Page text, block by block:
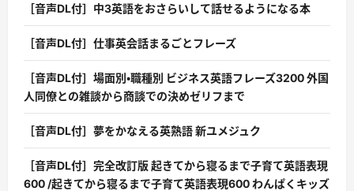
［音声DL付］中3英語をおさらいして話せるようになる本
［音声DL付］仕事英会話まるごとフレーズ
［音声DL付］場面別・職種別 ビジネス英語フレーズ3200 外国
人同僚との雑談から商談での決めゼリフまで
［音声DL付］夢をかなえる英熟語 新ユメジュク
［音声DL付］完全改訂版 起きてから寝るまで子育て英語表現
600 /起きてから寝るまで子育て英語表現600 わんぱくキッズ